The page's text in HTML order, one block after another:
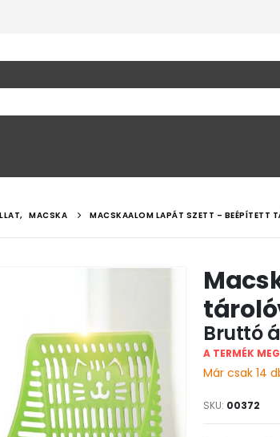
, MACSKA MACSKAALOM LAPÁT SZETT – BEÉPÍTETT
A TERMÉK
Már csak 14
SKU: 00372